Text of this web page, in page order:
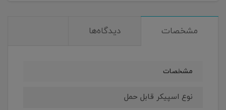
مشخصات دیدگاه‌ها
مشخصات
نوع اسپیکر قابل حمل